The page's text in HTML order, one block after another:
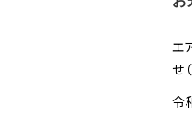
エ
せ
令